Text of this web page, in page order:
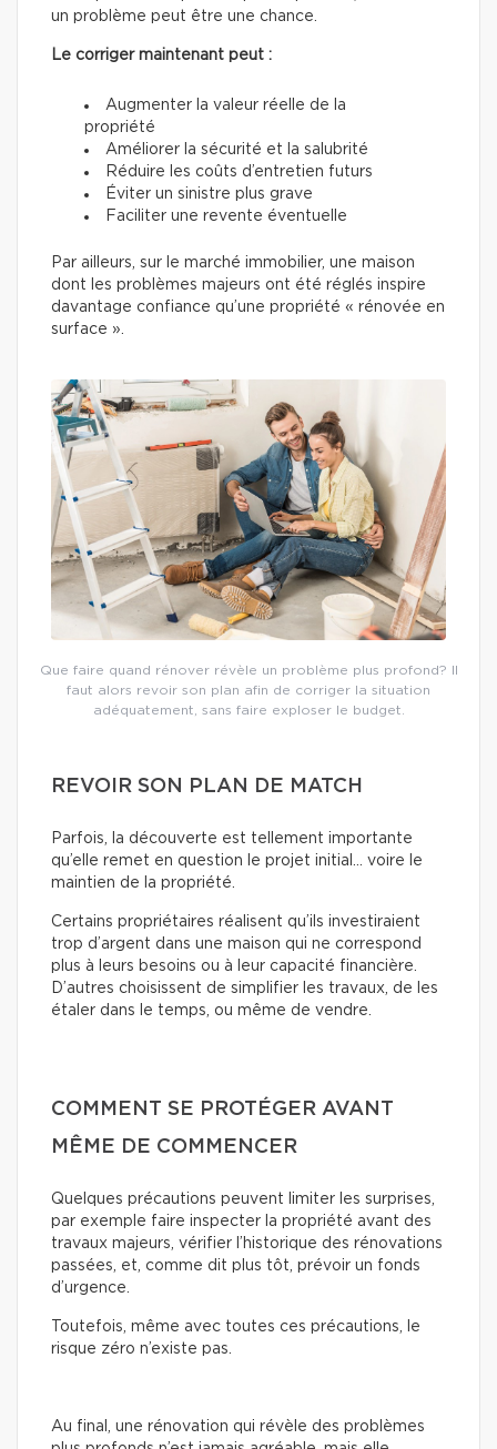
un problème peut être une chance.
Le corriger maintenant peut :
Augmenter la valeur réelle de la
propriété
Améliorer la sécurité et la salubrité
Réduire les coûts d’entretien futurs
Éviter un sinistre plus grave
Faciliter une revente éventuelle
Par ailleurs, sur le marché immobilier, une maison
dont les problèmes majeurs ont été réglés inspire
davantage confiance qu’une propriété « rénovée en
surface ».
Que faire quand rénover révèle un problème plus profond? Il
faut alors revoir son plan afin de corriger la situation
adéquatement, sans faire exploser le budget.
REVOIR SON PLAN DE MATCH
Parfois, la découverte est tellement importante
qu’elle remet en question le projet initial… voire le
maintien de la propriété.
Certains propriétaires réalisent qu’ils investiraient
trop d’argent dans une maison qui ne correspond
plus à leurs besoins ou à leur capacité financière.
D’autres choisissent de simplifier les travaux, de les
étaler dans le temps, ou même de vendre.
COMMENT SE PROTÉGER AVANT
MÊME DE COMMENCER
Quelques précautions peuvent limiter les surprises,
par exemple faire inspecter la propriété avant des
travaux majeurs, vérifier l’historique des rénovations
passées, et, comme dit plus tôt, prévoir un fonds
d’urgence.
Toutefois, même avec toutes ces précautions, le
risque zéro n’existe pas.
Au final, une rénovation qui révèle des problèmes